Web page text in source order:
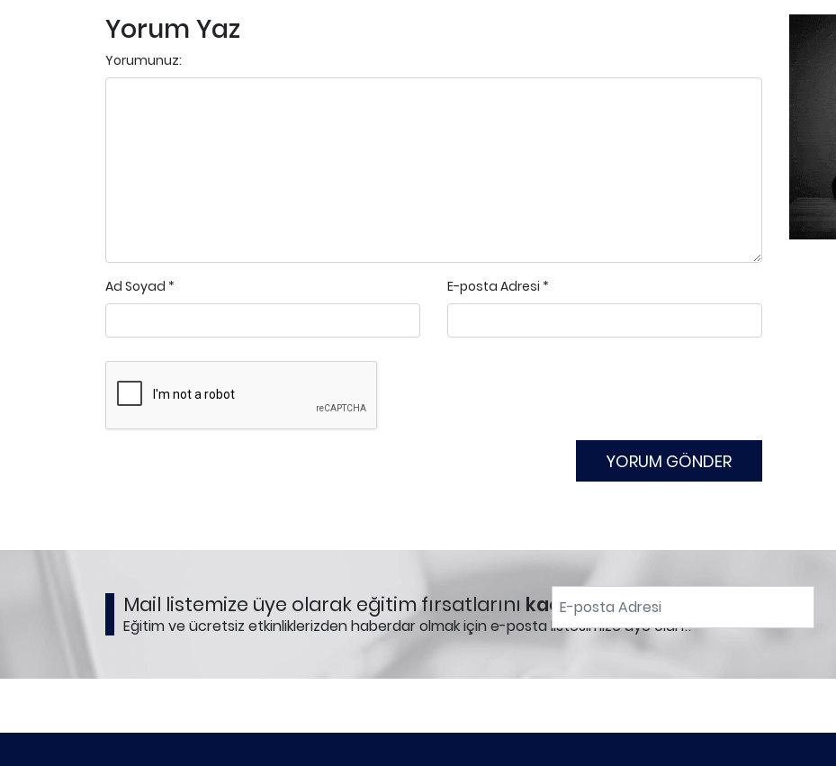
Yorum Yaz
Yorumunuz:
Ad Soyad * E-posta Adresi *
Mail listemize üye olarak eğitim fırsatlarını kaçırmayın!
Eğitim ve ücretsiz etkinliklerizden haberdar olmak için e-posta listesimize üye olun!.